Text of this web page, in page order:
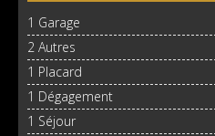
1 Garage
2 Autres
1 Placard
1 Dégagement
1 Séjour